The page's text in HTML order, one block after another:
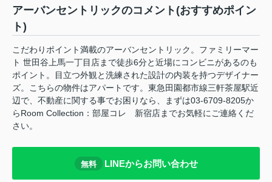
アーバンセントリックのコメント(おすすめポイン
ト)
こだわりポイント満載のアーバンセントリック。ファミリーマー
ト 世田谷上馬一丁目店まで徒歩6分と近場にコンビニがあるのも
ポイント。目立つ外観と洗練された設計の内装を持つデザイナー
ズ。こちらの物件はアパートです。東急田園都市線三軒茶屋駅近
辺で、不動産に関する事でお困りなら、まずは03-6709-8205か
らRoom Collection：部屋コレ 新宿店までお気軽にご連絡くだ
さい。
無料 LINEからお問い合わせ